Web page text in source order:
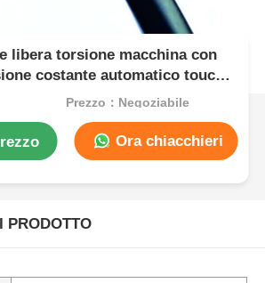
libera torsione macchina con
costante automatico touch
Prezzo：Negoziabile
Ora chiacchieri
PRODOTTO